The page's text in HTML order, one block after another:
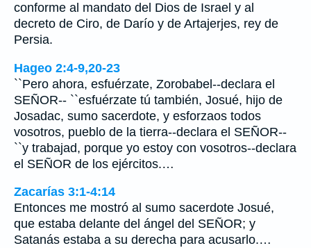
conforme al mandato del Dios de Israel y al
decreto de Ciro, de Darío y de Artajerjes, rey de
Persia.
Hageo 2:4-9,20-23
``Pero ahora, esfuérzate, Zorobabel--declara el
SEÑOR-- ``esfuérzate tú también, Josué, hijo de
Josadac, sumo sacerdote, y esforzaos todos
vosotros, pueblo de la tierra--declara el SEÑOR--
``y trabajad, porque yo estoy con vosotros--declara
el SEÑOR de los ejércitos.…
Zacarías 3:1-4:14
Entonces me mostró al sumo sacerdote Josué,
que estaba delante del ángel del SEÑOR; y
Satanás estaba a su derecha para acusarlo.…